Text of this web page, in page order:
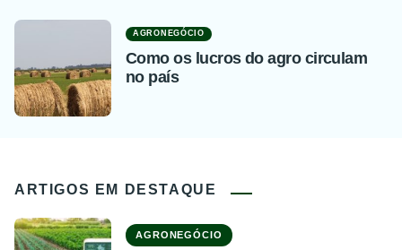
AGRONEGÓCIO
Como os lucros do agro circulam
no país
ARTIGOS EM DESTAQUE
AGRONEGÓCIO